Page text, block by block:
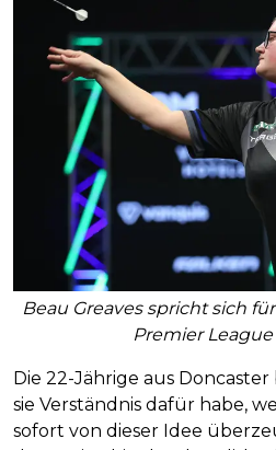
Beau Greaves spricht sich
Premier
Die 22-Jährige aus
sie Verständnis dafür habe,
sofort von dieser Idee